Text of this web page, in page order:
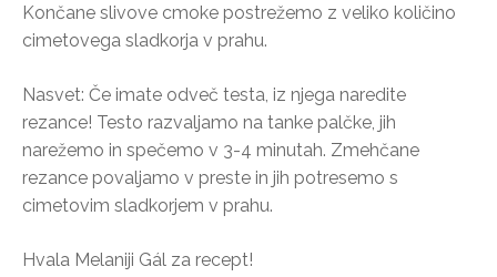
Končane slivove cmoke postrežemo z veliko količino
cimetovega sladkorja v prahu.
Nasvet: Če imate odveč testa, iz njega naredite
rezance! Testo razvaljamo na tanke palčke, jih
narežemo in spečemo v 3-4 minutah. Zmehčane
rezance povaljamo v preste in jih potresemo s
cimetovim sladkorjem v prahu.
Hvala Melaniji Gál za recept!